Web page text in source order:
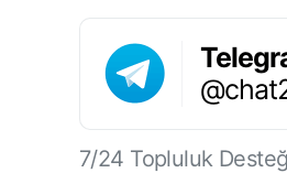
7/24 Topluluk